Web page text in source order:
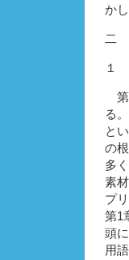
か
二
１
第
る
と
の
多
素
プ
第1
頭
用